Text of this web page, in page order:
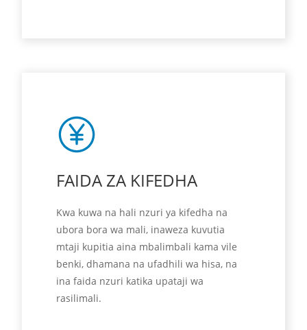
FAIDA ZA KIFEDHA
Kwa kuwa na hali nzuri ya kifedha na
ubora bora wa mali, inaweza kuvutia
mtaji kupitia aina mbalimbali kama vile
benki, dhamana na ufadhili wa hisa, na
ina faida nzuri katika upataji wa
rasilimali.